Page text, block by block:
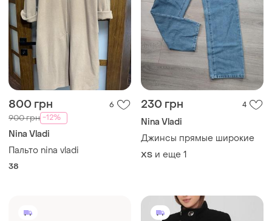
800 грн 6
900 грн -12%
Nina Vladi
Пальто nina vladi
38
230 грн 4
Nina Vladi
Джинсы прямые широкие
XS и еще 1